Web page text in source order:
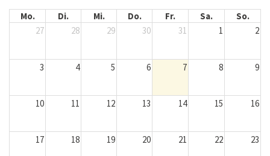
Mo. Di. Mi. Do. Fr. Sa.
So.
27
28 29 30 31 1 2
3 4 5 6 7 8 9
10 11 12 13 14 15 16
17 18 19 20 21 22 23